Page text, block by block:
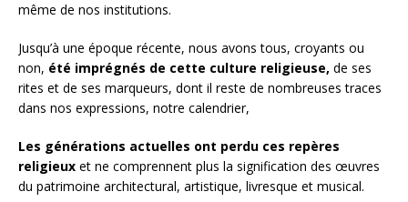
même de nos institutions.
Jusqu’à une époque récente, nous avons tous, croyants ou
non, été imprégnés de cette culture religieuse, de ses
rites et de ses marqueurs, dont il reste de nombreuses traces
dans nos expressions, notre calendrier,
Les générations actuelles ont perdu ces repères
religieux et ne comprennent plus la signification des œuvres
du patrimoine architectural, artistique, livresque et musical.